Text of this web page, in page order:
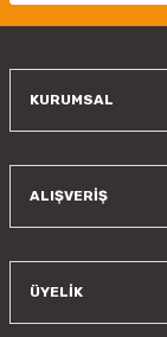
KURUMSAL
ALIŞVERİŞ
ÜYELİK